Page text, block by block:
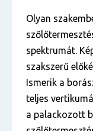
Olyan
spektrumát.
szakszerű
Ismerik a
teljes
a palackozott